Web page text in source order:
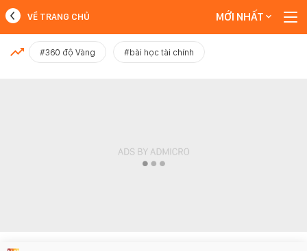
MỚI NHẤT
VỀ TRANG CHỦ MỚI NHẤT
#360 độ Vàng #bài học tài chính